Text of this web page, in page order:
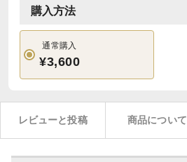
購入方法
通常購入
¥3,600
レビューと投稿 商品について